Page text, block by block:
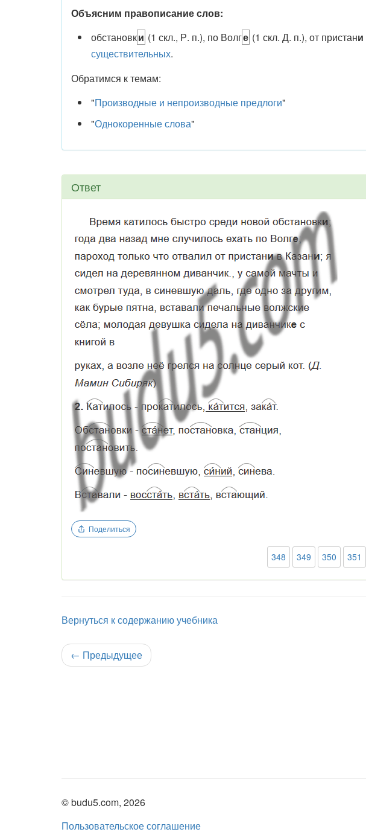
Объясним правописание слов:
обстановки (1 скл., Р. п.), по Волге (1 скл. Д. п.), от пристани
существительных.
Обратимся к темам:
"Производные и непроизводные предлоги"
"Однокоренные слова"
Ответ
Поделиться
348 349 350 351
Вернуться к содержанию учебника
← Предыдущее
© budu5.com, 2026
Пользовательское соглашение